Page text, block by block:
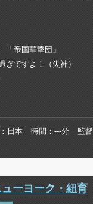
帝国華撃団」
ぎですよ！（失神）
日本 時間 ---分 監督
ーヨーク・紐育